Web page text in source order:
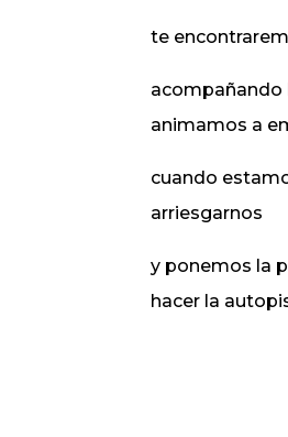
te
acompañando
animamos a
cuando
arriesgarnos
y ponemos la
hacer la